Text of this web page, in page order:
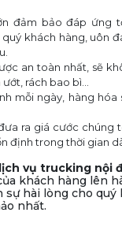
đảm bảo đáp ứng
khách hàng, uôn
an toàn nhất, sẽ
rách bao bì...
mỗi ngày, hàng
ra giá cước chúng
định trong thời gian
vụ trucking nội
khách hàng lên
hài lòng cho quý
nhất.